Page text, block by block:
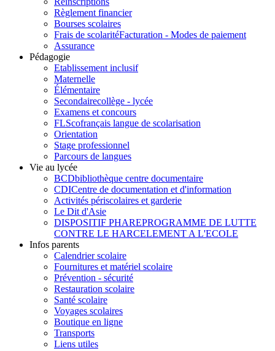
Règlement financier
Bourses scolaires
Frais de scolaritéFacturation - Modes de paiement
Assurance
Pédagogie
Etablissement inclusif
Maternelle
Élémentaire
Secondairecollège - lycée
Examens et concours
FLScofrançais langue de scolarisation
Orientation
Stage professionnel
Parcours de langues
Vie au lycée
BCDbibliothèque centre documentaire
CDICentre de documentation et d'information
Activités périscolaires et garderie
Le Dit d'Asie
DISPOSITIF PHAREPROGRAMME DE LUTTE
CONTRE LE HARCELEMENT A L'ECOLE
Infos parents
Calendrier scolaire
Fournitures et matériel scolaire
Prévention - sécurité
Restauration scolaire
Santé scolaire
Voyages scolaires
Boutique en ligne
Transports
Liens utiles